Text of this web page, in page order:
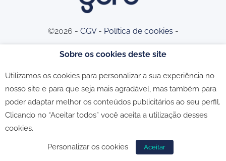
©2026 - CGV- Política de cookies -
Reclamações
Sobre os cookies deste site
Utilizamos os cookies para personalizar a sua experiência no
nosso site e para que seja mais agradável, mas também para
poder adaptar melhor os conteúdos publicitários ao seu perfil.
Clicando no “Aceitar todos” você aceita a utilização desses
cookies.
Personalizar os cookies Aceitar